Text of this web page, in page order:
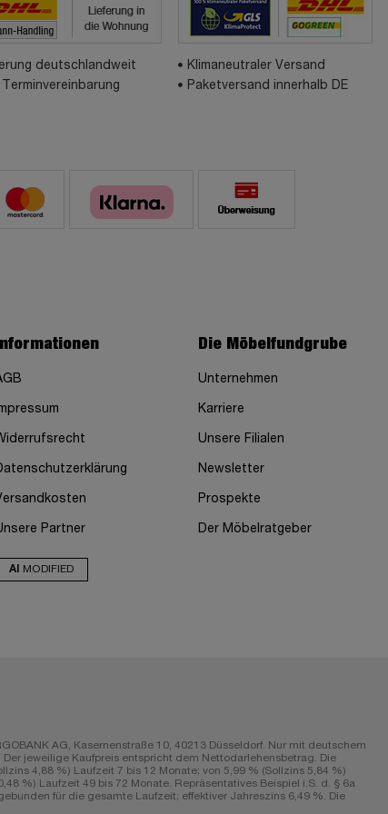
deutschlandweit
Terminvereinbarung
Klimaneutraler Versand
Paketversand innerhalb DE
Informationen
Partner
AI MODIFIED
Die Möbelfundgrube
Unternehmen
Karriere
Unsere Filialen
Newsletter
Prospekte
Der Möbelratgeber
AG, Kasernenstraße 10, 40213 Düsseldorf. Nur mit deutschem
jeweilige Kaufpreis entspricht dem Nettodarlehensbetrag. Die
4,88 %) Laufzeit 7 bis 12 Monate; von 5,99 % (Sollzins 5,84 %)
%) Laufzeit 49 bis 72 Monate. Repräsentatives Beispiel i.S. d. § 6a
für die gesamte Laufzeit; effektiver Jahreszins 6,49 %. Die